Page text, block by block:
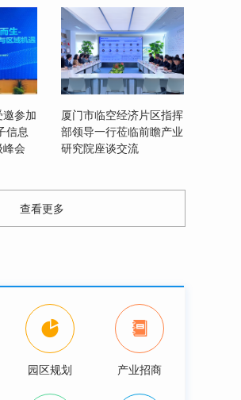
参加
信息
会
厦门市临空经济片区指挥
部领导一行莅临前瞻产业
研究院座谈交流
查看更多
园区规划 产业招商